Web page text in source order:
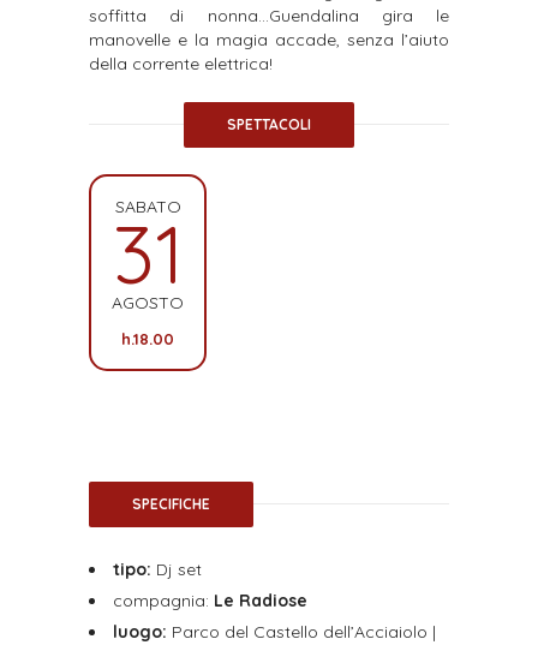
soffitta di nonna…Guendalina gira le
manovelle e la magia accade, senza l’aiuto
della corrente elettrica!
SPETTACOLI
SABATO
31
AGOSTO
h.18.00
SPECIFICHE
tipo: Dj set
compagnia: Le Radiose
luogo: Parco del Castello dell’Acciaiolo |